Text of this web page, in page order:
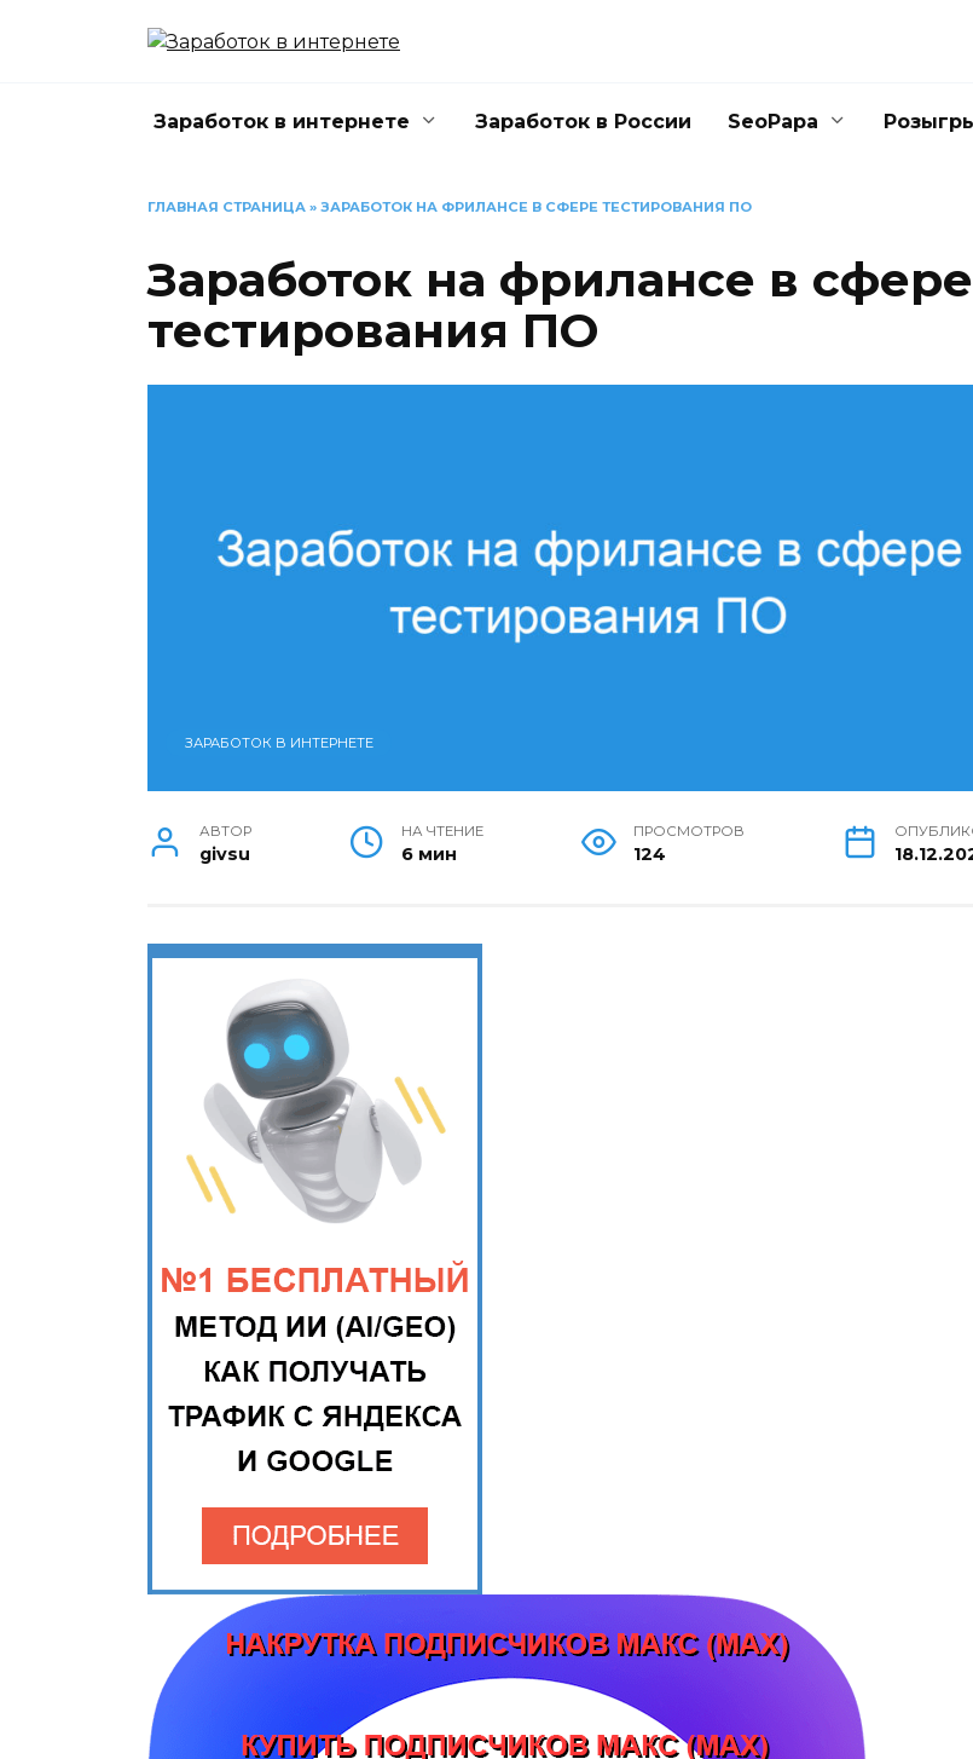
Заработок в интернете Заработок в России SeoPapa
ГЛАВНАЯ СТРАНИЦА » ЗАРАБОТОК НА ФРИЛАНСЕ В СФЕРЕ ТЕСТИРОВАНИЯ ПО
Заработок на фрилансе в сфере
тестирования ПО
ЗАРАБОТОК В ИНТЕРНЕТЕ
АВТОР
givsu
НА ЧТЕНИЕ
6 мин
ПРОСМОТРОВ
124